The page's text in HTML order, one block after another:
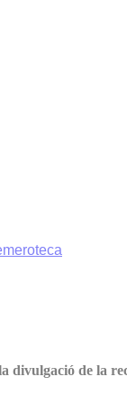
divulgació de la